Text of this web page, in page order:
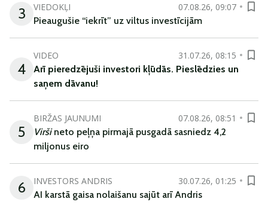
3 VIEDOKĻI
07.08.26, 09:07
Pieaugušie “iekrīt” uz viltus investīcijām
4
VIDEO
31.07.26, 08:15
Arī pieredzējuši investori kļūdās. Pieslēdzies un
saņem dāvanu!
5
BIRŽAS JAUNUMI
07.08.26, 08:51
Viršineto peļņa pirmajā pusgadā sasniedz 4,2
miljonus eiro
6 INVESTORS ANDRIS
30.07.26, 01:25
AI karstā gaisa nolaišanu sajūt arī Andris